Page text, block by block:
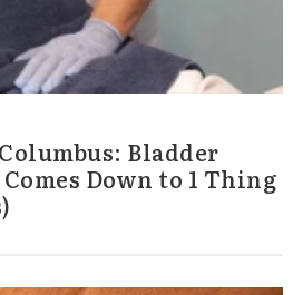
Bladder
Down to 1 Thing